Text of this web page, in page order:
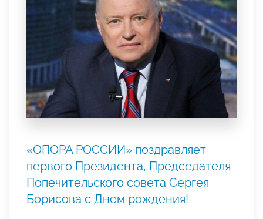
«ОПОРА РОССИИ» поздравляет
первого Президента, Председателя
Попечительского совета Сергея
Борисова с Днем рождения!